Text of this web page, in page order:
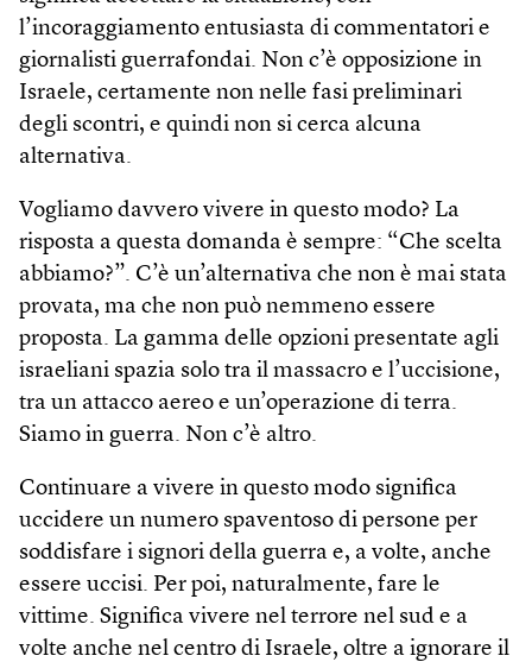
l’incoraggiamento entusiasta di commentatori e
giornalisti guerrafondai. Non c’è opposizione in
Israele, certamente non nelle fasi preliminari
degli scontri, e quindi non si cerca alcuna
alternativa.
Vogliamo davvero vivere in questo modo? La
risposta a questa domanda è sempre: “Che scelta
abbiamo?”. C’è un’alternativa che non è mai stata
provata, ma che non può nemmeno essere
proposta. La gamma delle opzioni presentate agli
israeliani spazia solo tra il massacro e l’uccisione,
tra un attacco aereo e un’operazione di terra.
Siamo in guerra. Non c’è altro.
Continuare a vivere in questo modo significa
uccidere un numero spaventoso di persone per
soddisfare i signori della guerra e, a volte, anche
essere uccisi. Per poi, naturalmente, fare le
vittime. Significa vivere nel terrore nel sud e a
volte anche nel centro di Israele, oltre a ignorare il